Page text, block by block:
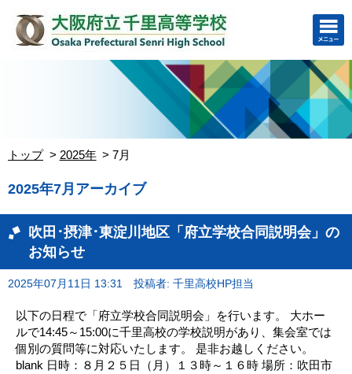
トップ 2025年 7月
2025年7月アーカイブ
吹田･摂津･東淀川地区「府立学校合同説明会」の
お知らせ
2025年07月11日 13:31 投稿者: 千里高校HP担当
以下の日程で「府立学校合同説明会」を行います。 大ホー
ルで14:45～15:00に千里高校の学校説明があり、集会室では
個別の質問等に対応いたします。 是非お越しください。
blank 日時：８月２５日（月）１３時～１６時 場所：吹田市